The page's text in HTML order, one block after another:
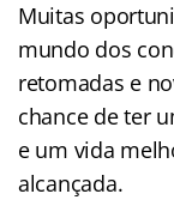
Muitas
mundo dos
retomadas e
chance de ter
e um vida
alcançada.